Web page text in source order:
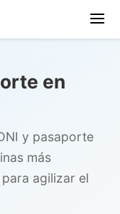
en
y pasaporte
más
agilizar el